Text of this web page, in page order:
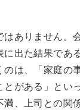
ありません。
出た結果であ
のは、「家庭の
がある」とい
、上司との関